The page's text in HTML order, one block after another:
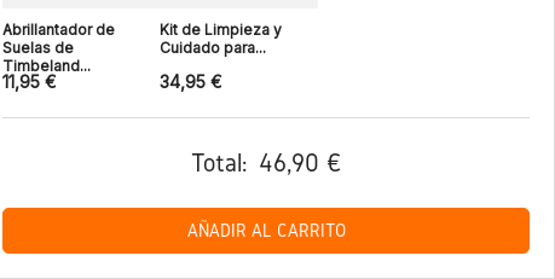
Abrillantador de
Suelas de
Timbeland...
11,95 €
Kit de Limpieza y
Cuidado para...
34,95 €
Total: 46,90 €
AÑADIR AL CARRITO